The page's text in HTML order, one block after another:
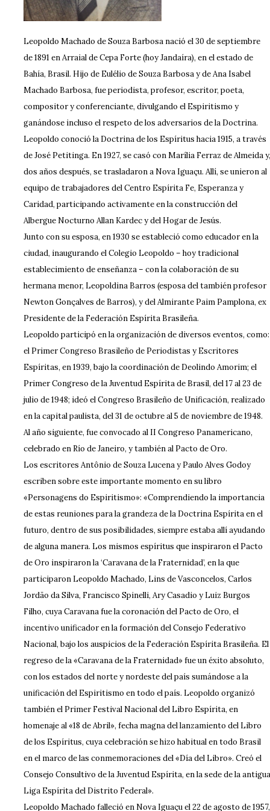
Leopoldo Machado de Souza Barbosa nació el 30 de septiembre
de 1891 en Arraial de Cepa Forte (hoy Jandaíra), en el estado de
Bahía, Brasil. Hijo de Eulélio de Souza Barbosa y de Ana Isabel
Machado Barbosa, fue periodista, profesor, escritor, poeta,
compositor y conferenciante, divulgando el Espiritismo y
ganándose incluso el respeto de los adversarios de la Doctrina.
Leopoldo conoció la Doctrina de los Espíritus hacia 1915, a través
de José Petitinga. En 1927, se casó con Marília Ferraz de Almeida y,
dos años después, se trasladaron a Nova Iguaçu. Allí, se unieron al
equipo de trabajadores del Centro Espírita Fe, Esperanza y
Caridad, participando activamente en la construcción del
Albergue Nocturno Allan Kardec y del Hogar de Jesús.
Junto con su esposa, en 1930 se estableció como educador en la
ciudad, inaugurando el Colegio Leopoldo – hoy tradicional
establecimiento de enseñanza – con la colaboración de su
hermana menor, Leopoldina Barros (esposa del también profesor
Newton Gonçalves de Barros), y del Almirante Paim Pamplona, ex
Presidente de la Federación Espírita Brasileña.
Leopoldo participó en la organización de diversos eventos, como:
el Primer Congreso Brasileño de Periodistas y Escritores
Espíritas, en 1939, bajo la coordinación de Deolindo Amorim; el
Primer Congreso de la Juventud Espírita de Brasil, del 17 al 23 de
julio de 1948; ideó el Congreso Brasileño de Unificación, realizado
en la capital paulista, del 31 de octubre al 5 de noviembre de 1948.
Al año siguiente, fue convocado al II Congreso Panamericano,
celebrado en Río de Janeiro, y también al Pacto de Oro.
Los escritores Antônio de Souza Lucena y Paulo Alves Godoy
escriben sobre este importante momento en su libro
«Personagens do Espiritismo»: «Comprendiendo la importancia
de estas reuniones para la grandeza de la Doctrina Espírita en el
futuro, dentro de sus posibilidades, siempre estaba allí ayudando
de alguna manera. Los mismos espíritus que inspiraron el Pacto
de Oro inspiraron la ‘Caravana de la Fraternidad’, en la que
participaron Leopoldo Machado, Lins de Vasconcelos, Carlos
Jordão da Silva, Francisco Spinelli, Ary Casadio y Luiz Burgos
Filho, cuya Caravana fue la coronación del Pacto de Oro, el
incentivo unificador en la formación del Consejo Federativo
Nacional, bajo los auspicios de la Federación Espírita Brasileña. El
regreso de la «Caravana de la Fraternidad» fue un éxito absoluto,
con los estados del norte y nordeste del país sumándose a la
unificación del Espiritismo en todo el país. Leopoldo organizó
también el Primer Festival Nacional del Libro Espírita, en
homenaje al «18 de Abril», fecha magna del lanzamiento del Libro
de los Espíritus, cuya celebración se hizo habitual en todo Brasil
en el marco de las conmemoraciones del «Día del Libro». Creó el
Consejo Consultivo de la Juventud Espírita, en la sede de la antigua
Liga Espírita del Distrito Federal».
Leopoldo Machado falleció en Nova Iguaçu el 22 de agosto de 1957,